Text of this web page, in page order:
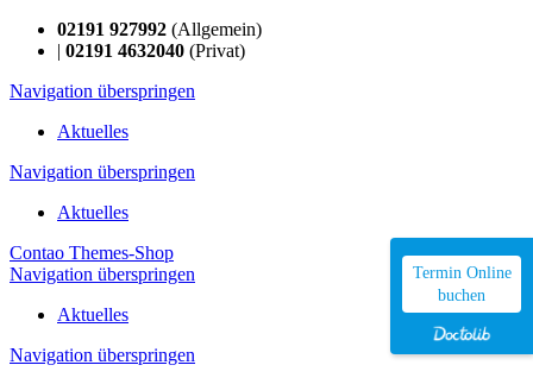
02191 927992 (Allgemein)
| 02191 4632040 (Privat)
Navigation überspringen
Aktuelles
Navigation überspringen
Aktuelles
Contao Themes-Shop
Navigation überspringen
Aktuelles
Navigation überspringen
Termin Online
buchen